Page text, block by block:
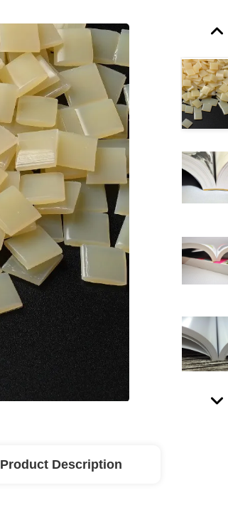
Product Description